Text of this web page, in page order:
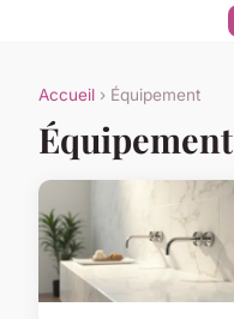
Accueil › Équipement
Équipement